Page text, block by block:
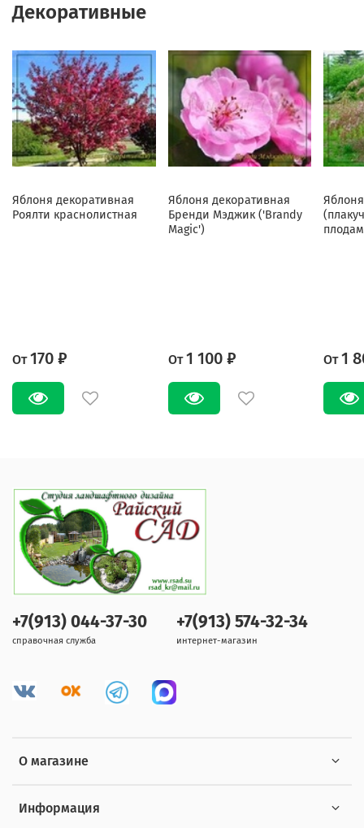
Декоративные
Яблоня декоративная
Роялти краснолистная
От 170 ₽
Яблоня декоративная
Бренди Мэджик ('Brandy
Magic')
От 1 100 ₽ От 1
О магазине
Информация
+7(913) 044-37-30
справочная служба
+7(913) 574-32-34
интернет-магазин